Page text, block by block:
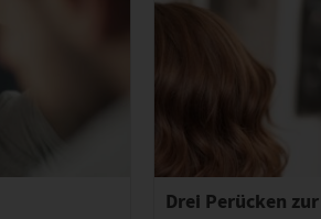
Drei Perücken